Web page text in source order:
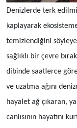
Denizlerde terk
kaplayarak
temizlendiğini
sağlıklı bir çevre
dibinde saatlerce
ve uzatma ağını
hayalet ağ çıkaran,
canlısının hayatını